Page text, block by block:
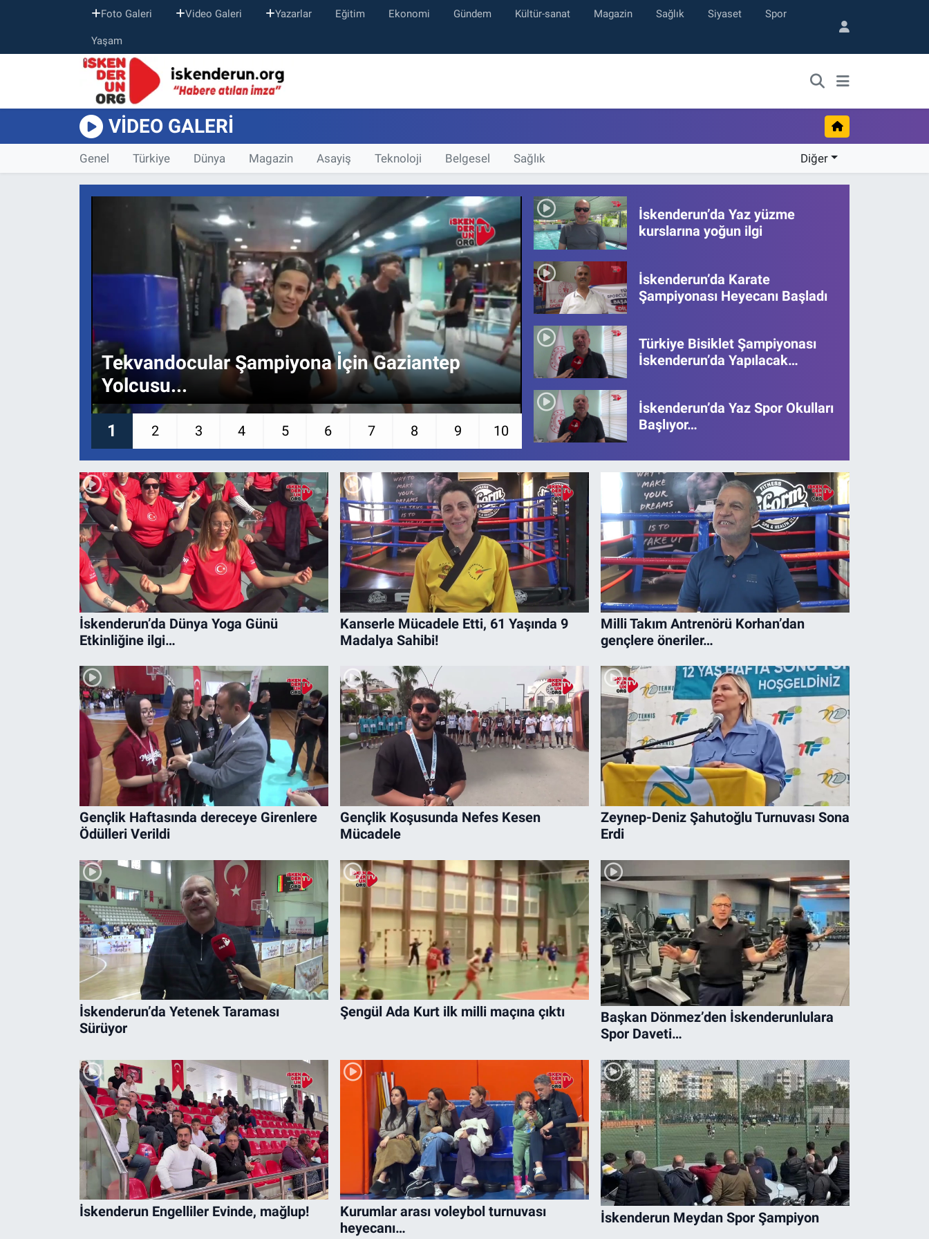
Foto Galeri Video Galeri Yazarlar Eğitim Ekonomi Gündem Kültür-sanat Magazin Sağlık Siyaset Spor
Yaşam
VIDEO GALERI
Genel Türkiye Dünya Magazin Asayiş Teknoloji Belgesel Sağlık Diğer
Tekvandocular Şampiyona İçin Gaziantep
Yolcusu...
HBB'den Her Yaşa Spor Etkinlikleri Sürüyor…
1 2 3 4 5 6 7 8 9 10
İskenderun’da Yaz yüzme
kurslarına yoğun ilgi
İskenderun’da Karate
Şampiyonası Heyecanı Başladı
Türkiye Bisiklet Şampiyonası
İskenderun’da Yapılacak…
İskenderun’da Yaz Spor Okulları
Başlıyor…
İskenderun’da Dünya Yoga Günü
Etkinliğine ilgi…
Kanserle Mücadele Etti, 61 Yaşında 9
Madalya Sahibi!
Milli Takım Antrenörü Korhan’dan
gençlere öneriler…
Gençlik Haftasında dereceye Girenlere
Ödülleri Verildi
Gençlik Koşusunda Nefes Kesen
Mücadele
Zeynep-Deniz Şahutoğlu Turnuvası Sona
Erdi
İskenderun’da Yetenek Taraması
Sürüyor
Şengül Ada Kurt ilk milli maçına çıktı
Başkan Dönmez’den İskenderunlulara
Spor Daveti…
İskenderun Engelliler Evinde, mağlup!
Kurumlar arası voleybol turnuvası
heyecanı…
İskenderun Meydan Spor Şampiyon